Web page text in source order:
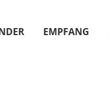
EMPFANG